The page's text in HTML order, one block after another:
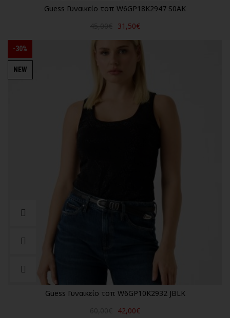
Guess Γυναικείο τοπ W6GP18K2947 S0AK
31,50€
-30%
NEW
Guess Γυναικείο τοπ W6GP10K2932 JBLK
42,00€